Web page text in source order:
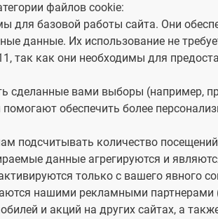
ваших персональных данных
Отправить
файлов cookie:
для базовой работы сайта. Они
данные. Их использование не
так как они необходимы для
сделанные вами выборы (например,
обеспечить более
подсчитывать количество
данные агрегируются и
только с вашего явного
нашими рекламными партнерами
и акций на других сайтах, а